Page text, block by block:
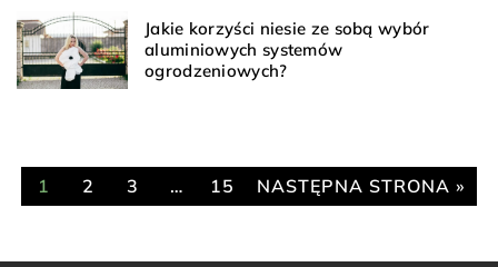
Jakie korzyści niesie ze sobą wybór
aluminiowych systemów
ogrodzeniowych?
1 2 3 … 15 NASTĘPNA STRONA »